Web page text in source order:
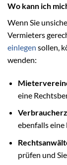
Wo kann ich
Wenn Sie
Vermieters
einlegen sollen,
wenden:
eine
ebenfalls
prüfen und